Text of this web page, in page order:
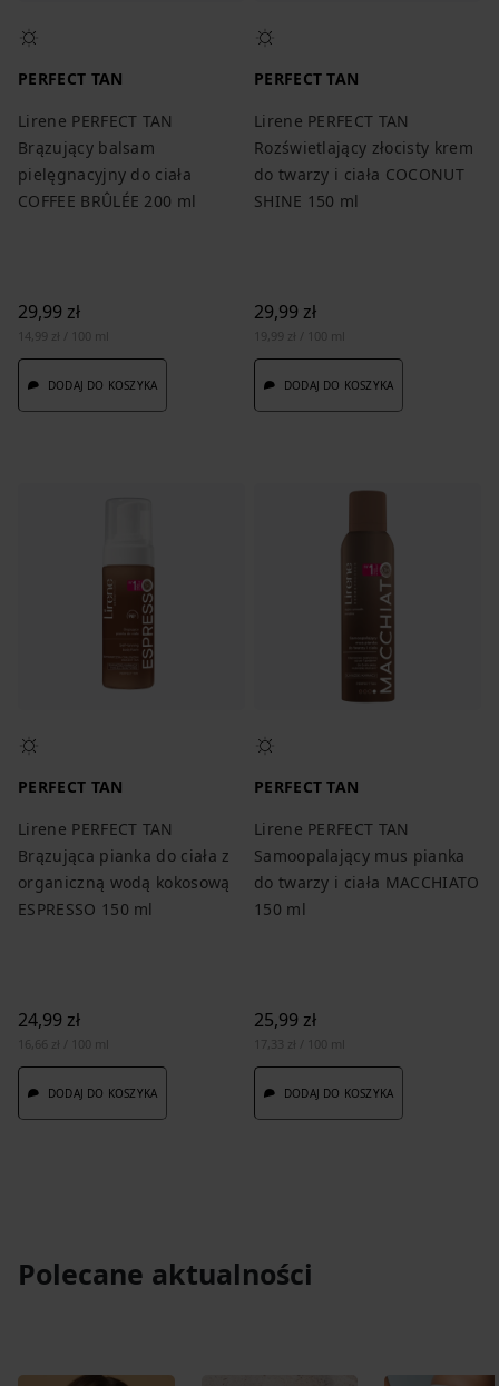
PERFECT TAN
Lirene PERFECT TAN
Brązujący balsam
pielęgnacyjny do ciała
COFFEE BRÛLÉE 200 ml
29,99 zł
14,99 zł / 100 ml
DODAJ DO KOSZYKA
PERFECT TAN
Lirene PERFECT TAN
Rozświetlający złocisty krem
do twarzy i ciała COCONUT
SHINE 150 ml
29,99 zł
19,99 zł / 100 ml
DODAJ DO KOSZYKA
PERFECT TAN
Lirene PERFECT TAN
Brązująca pianka do ciała z
organiczną wodą kokosową
ESPRESSO 150 ml
24,99 zł
16,66 zł / 100 ml
DODAJ DO KOSZYKA
PERFECT TAN
Lirene PERFECT TAN
Samoopalający mus pianka
do twarzy i ciała MACCHIATO
150 ml
25,99 zł
17,33 zł / 100 ml
DODAJ DO KOSZYKA
Polecane aktualności